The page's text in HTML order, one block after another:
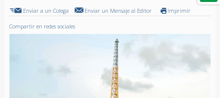
Enviar a un Colega Enviar un Mensaje al Editor Imprimir
Compartir en redes sociales